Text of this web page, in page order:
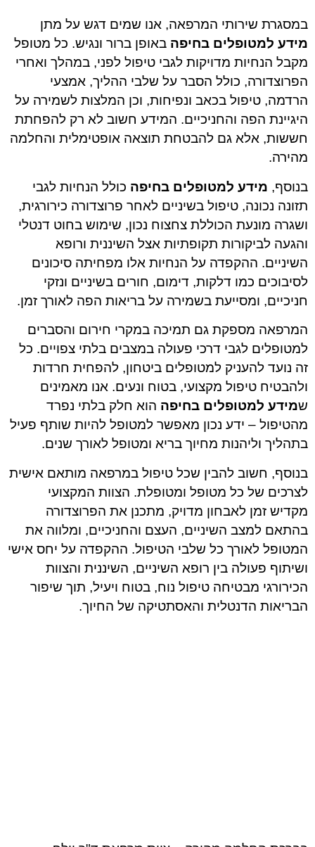
במסגרת שירותי המרפאה, אנו שמים דגש על מתן
מידע למטופלים בחיפה באופן ברור ונגיש. כל מטופל
מקבל הנחיות מדויקות לגבי טיפול לפני, במהלך ואחרי
הפרוצדורה, כולל הסבר על שלבי ההליך, אמצעי
הרדמה, טיפול בכאב ונפיחות, וכן המלצות לשמירה על
היגיינת הפה והחניכיים. המידע חשוב לא רק להפחתת
חששות, אלא גם להבטחת תוצאה אופטימלית והחלמה
מהירה.
בנוסף, מידע למטופלים בחיפה כולל הנחיות לגבי
תזונה נכונה, טיפול בשיניים לאחר פרוצדורה כירורגית,
ושגרה מונעת הכוללת צחצוח נכון, שימוש בחוט דנטלי
והגעה לביקורות תקופתיות אצל השיננית ורופא
השיניים. ההקפדה על הנחיות אלו מפחיתה סיכונים
לסיבוכים כמו דלקות, דימום, חורים בשיניים ונזקי
חניכיים, ומסייעת בשמירה על בריאות הפה לאורך זמן.
המרפאה מספקת גם תמיכה במקרי חירום והסברים
למטופלים לגבי דרכי פעולה במצבים בלתי צפויים. כל
זה נועד להעניק למטופלים ביטחון, להפחית חרדות
ולהבטיח טיפול מקצועי, בטוח ונעים. אנו מאמינים
שמידע למטופלים בחיפה הוא חלק בלתי נפרד
מהטיפול – ידע נכון מאפשר למטופל להיות שותף פעיל
בתהליך וליהנות מחיוך בריא ומטופל לאורך שנים.
בנוסף, חשוב להבין שכל טיפול במרפאה מותאם אישית
לצרכים של כל מטופל ומטופלת. הצוות המקצועי
מקדיש זמן לאבחון מדויק, מתכנן את הפרוצדורה
בהתאם למצב השיניים, העצם והחניכיים, ומלווה את
המטופל לאורך כל שלבי הטיפול. ההקפדה על יחס אישי
ושיתוף פעולה בין רופא השיניים, השיננית והצוות
הכירורגי מבטיחה טיפול נוח, בטוח ויעיל, תוך שיפור
הבריאות הדנטלית והאסתטיקה של החיוך.